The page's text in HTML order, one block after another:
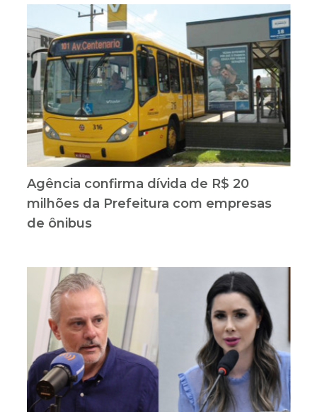
Agência confirma dívida de R$ 20
milhões da Prefeitura com empresas
de ônibus